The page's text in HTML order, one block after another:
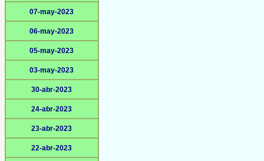
07-may-2023
06-may-2023
05-may-2023
03-may-2023
30-abr-2023
24-abr-2023
23-abr-2023
22-abr-2023